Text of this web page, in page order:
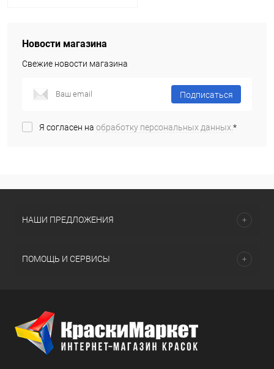
Новости магазина
Свежие новости магазина
Подписаться
Я согласен на обработку персональных данных.*
НАШИ ПРЕДЛОЖЕНИЯ
ПОМОЩЬ И СЕРВИСЫ